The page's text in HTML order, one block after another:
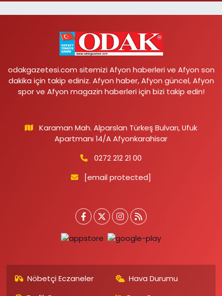
odakgazetesi.com sitemizi Afyon haberleri ve Afyon son
dakika için takip ediniz. Afyon haber, Afyon güncel, Afyon
spor ve Afyon magazin haberleri için bizi takip edin!
Karaman Mah. Alparslan Türkeş Bulvarı, Ufuk
Apartmanı 14/A Afyonkarahisar
0272 212 21 00
[email protected]
Nöbetçi Eczaneler
Hava Durumu